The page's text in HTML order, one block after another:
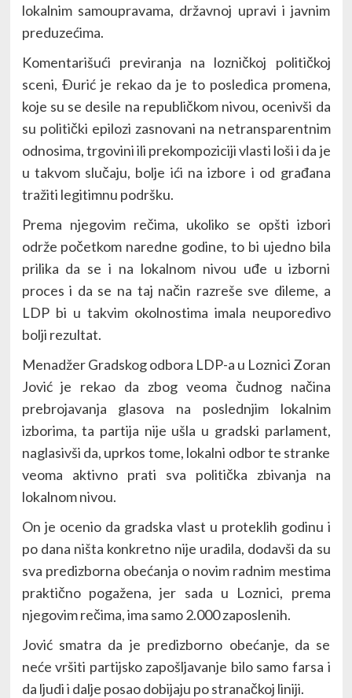
lokalnim samoupravama, državnoj upravi i javnim
preduzećima.
Komentarišući previranja na lozničkoj političkoj
sceni, Ðurić je rekao da je to posledica promena,
koje su se desile na republičkom nivou, ocenivši da
su politički epilozi zasnovani na netransparentnim
odnosima, trgovini ili prekompoziciji vlasti loši i da je
u takvom slučaju, bolje ići na izbore i od građana
tražiti legitimnu podršku.
Prema njegovim rečima, ukoliko se opšti izbori
održe početkom naredne godine, to bi ujedno bila
prilika da se i na lokalnom nivou uđe u izborni
proces i da se na taj način razreše sve dileme, a
LDP bi u takvim okolnostima imala neuporedivo
bolji rezultat.
Menadžer Gradskog odbora LDP-a u Loznici Zoran
Jović je rekao da zbog veoma čudnog načina
prebrojavanja glasova na poslednjim lokalnim
izborima, ta partija nije ušla u gradski parlament,
naglasivši da, uprkos tome, lokalni odbor te stranke
veoma aktivno prati sva politička zbivanja na
lokalnom nivou.
On je ocenio da gradska vlast u proteklih godinu i
po dana ništa konkretno nije uradila, dodavši da su
sva predizborna obećanja o novim radnim mestima
praktično pogažena, jer sada u Loznici, prema
njegovim rečima, ima samo 2.000 zaposlenih.
Jović smatra da je predizborno obećanje, da se
neće vršiti partijsko zapošljavanje bilo samo farsa i
da ljudi i dalje posao dobijaju po stranačkoj liniji.